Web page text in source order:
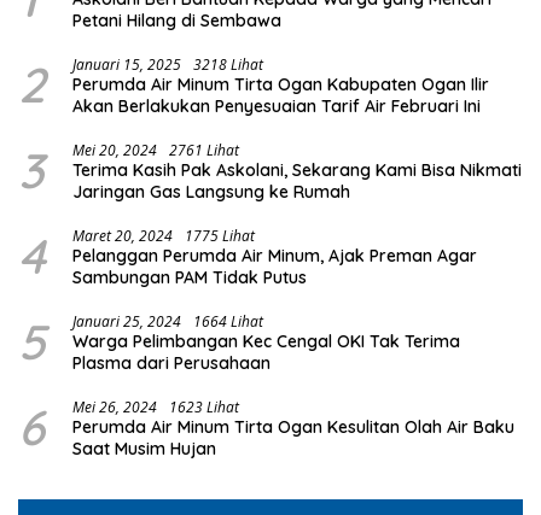
Petani Hilang di Sembawa
2 Januari 15, 2025 3218 Lihat
Perumda Air Minum Tirta Ogan Kabupaten Ogan Ilir
Akan Berlakukan Penyesuaian Tarif Air Februari Ini
3 Mei 20, 2024 2761 Lihat
Terima Kasih Pak Askolani, Sekarang Kami Bisa Nikmati
Jaringan Gas Langsung ke Rumah
4 Maret 20, 2024 1775 Lihat
Pelanggan Perumda Air Minum, Ajak Preman Agar
Sambungan PAM Tidak Putus
5 Januari 25, 2024 1664 Lihat
Warga Pelimbangan Kec Cengal OKI Tak Terima
Plasma dari Perusahaan
6 Mei 26, 2024 1623 Lihat
Perumda Air Minum Tirta Ogan Kesulitan Olah Air Baku
Saat Musim Hujan